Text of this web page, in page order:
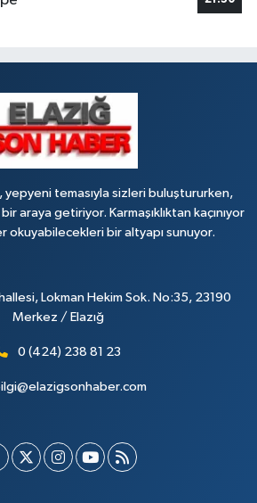
temasıyla sizleri buluştururken,
araya getiriyor. Karmaşıklıktan kaçınıyor
okuyabilecekleri bir altyapı sunuyor.
Lokman Hekim Sok. No:35, 23190
Merkez / Elazığ
0 (424) 238 81 23